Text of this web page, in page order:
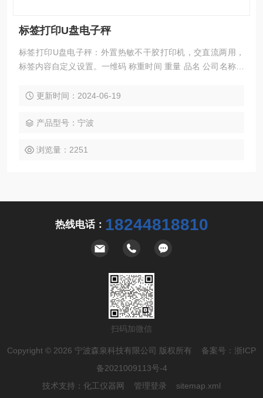
标签打印U盘电子秤
标签打印U盘电子秤：外置热敏不干胶打印机，交直流两用，
标签内容自定义设置。一维码 称重时间 重量 品名 公司名称等
秤可设定报警，当在设定的范围内时自动打印标签， 不在设置
时间和重量，自动保存为excel格式。即插即用。
更新时间：2024-06-19
产品型号：宁波
浏览量：2251
热线电话： 18244818810
扫码加微信
Copyright © 2026 宁波森泉科技有限公司 版权所有 备案号： 浙ICP
备2021009113号-4
技术支持： 化工仪器网 管理登录 sitemap.xml